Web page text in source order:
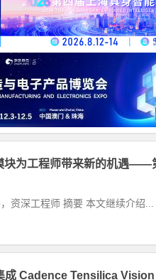
块为工程师带来新的机遇——
资深工程师 摘要 本文继续介绍...
成 Cadence Tensilica